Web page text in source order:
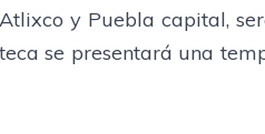
y Puebla capital,
se presentará una